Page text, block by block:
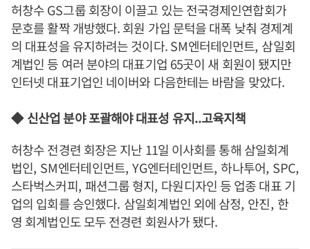
허창수GS그룹 회장이 이끌고 있는 전국경제인연합회가
문호를 활짝 개방했다. 회원 가입 문턱을 대폭 낮춰 경제계
의 대표성을 유지하려는 것이다.SM엔터테인먼트, 삼일회
계법인 등 여러 분야의 대표기업 65곳이 새 회원이 됐지만
인터넷 대표기업인 네이버와 다음한테는 바람을 맞았다.
◆신산업 분야 포괄해야 대표성 유지..고육지책
허창수 전경련 회장은 지난 11일 이사회를 통해 삼일회계
법인, SM엔터테인먼트, YG엔터테인먼트,하나투어, SPC,
스타벅스커피, 패션그룹 형지, 다원디자인 등 업종 대표 기
업의 입회를 승인했다. 삼일회계법인 외에 삼정, 안진, 한
영 회계법인도 모두 전경련 회원사가 됐다.